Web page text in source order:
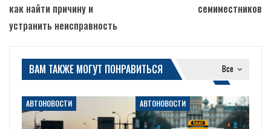
как найти причину и
устранить неисправность
семиместников
Все
ВАМ ТАКЖЕ МОГУТ ПОНРАВИТЬСЯ
АВТОНОВОСТИ АВТОНОВОСТИ